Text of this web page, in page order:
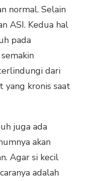
normal. Selain
ASI. Kedua hal
pada
dari
yang kronis saat
juga ada
akan
Agar si kecil
adalah